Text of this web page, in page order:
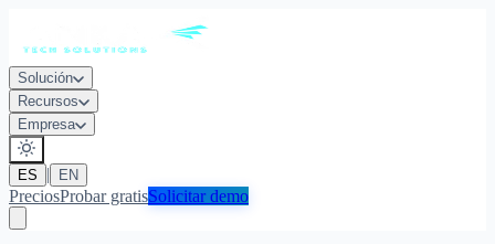
Solución
Recursos
Empresa
ES | EN
PreciosProbar gratisSolicitar demo